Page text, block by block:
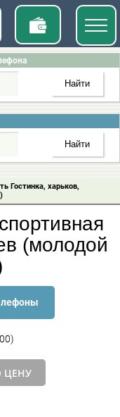
Гостинка, харьков,
(молодой
ЦЕНУ